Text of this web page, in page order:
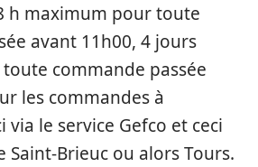
h maximum pour toute
avant 11h00, 4 jours
commande passée
les commandes à
via le service Gefco et ceci
Saint-Brieuc ou alors Tours.